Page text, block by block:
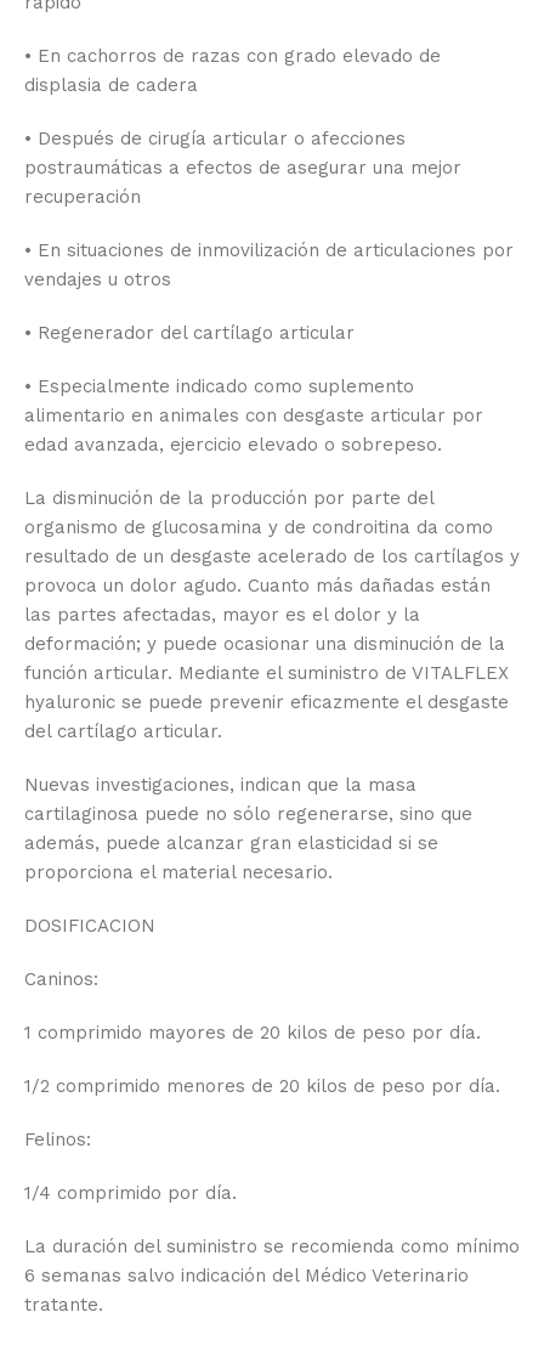
• En cachorros de razas con grado elevado de
displasia de cadera
• Después de cirugía articular o afecciones
postraumáticas a efectos de asegurar una mejor
recuperación
• En situaciones de inmovilización de articulaciones por
vendajes u otros
• Regenerador del cartílago articular
• Especialmente indicado como suplemento
alimentario en animales con desgaste articular por
edad avanzada, ejercicio elevado o sobrepeso.
La disminución de la producción por parte del
organismo de glucosamina y de condroitina da como
resultado de un desgaste acelerado de los cartílagos y
provoca un dolor agudo. Cuanto más dañadas están
las partes afectadas, mayor es el dolor y la
deformación; y puede ocasionar una disminución de la
función articular. Mediante el suministro de VITALFLEX
hyaluronic se puede prevenir eficazmente el desgaste
del cartílago articular.
Nuevas investigaciones, indican que la masa
cartilaginosa puede no sólo regenerarse, sino que
además, puede alcanzar gran elasticidad si se
proporciona el material necesario.
DOSIFICACION
Caninos:
1 comprimido mayores de 20 kilos de peso por día.
1/2 comprimido menores de 20 kilos de peso por día.
Felinos:
1/4 comprimido por día.
La duración del suministro se recomienda como mínimo
6 semanas salvo indicación del Médico Veterinario
tratante.